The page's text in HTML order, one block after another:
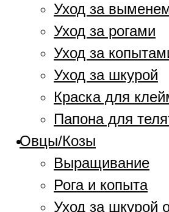
Уход за
Уход за рогами
Уход за
Уход за шкурой
Краска для
Папона для
Овцы/Козы
Выращивание
Рога и копыта
Уход за шкурой